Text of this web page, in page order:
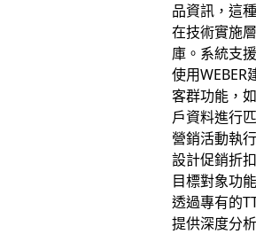
品資訊，這
在技術實施
庫。系統支
使用
客群功能，
戶資料進行
營銷活動執
設計促銷折
目標對象功
透過專有的
提供深度分